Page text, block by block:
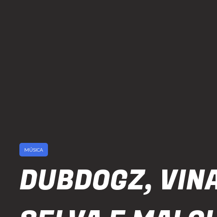
MÚSICA
DUBDOGZ,